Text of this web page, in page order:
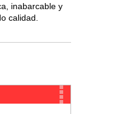
inabarcable y
calidad.